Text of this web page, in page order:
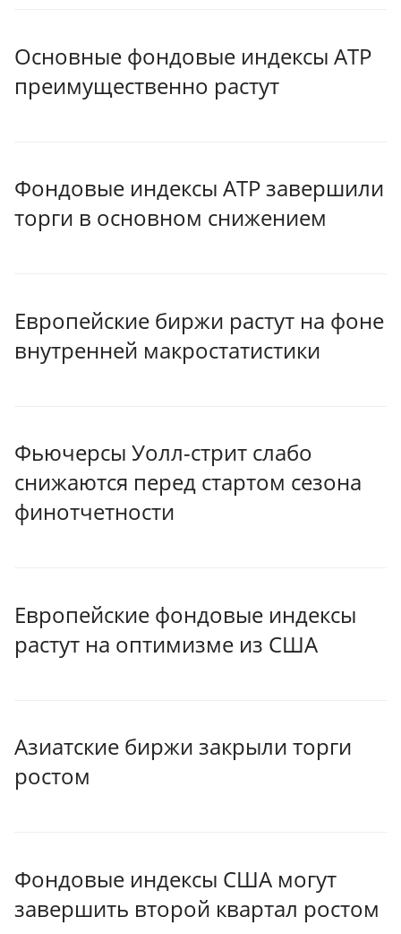
Основные фондовые индексы АТР
преимущественно растут
Фондовые индексы АТР завершили
торги в основном снижением
Европейские биржи растут на фоне
внутренней макростатистики
Фьючерсы Уолл-стрит слабо
снижаются перед стартом сезона
финотчетности
Европейские фондовые индексы
растут на оптимизме из США
Азиатские биржи закрыли торги
ростом
Фондовые индексы США могут
завершить второй квартал ростом